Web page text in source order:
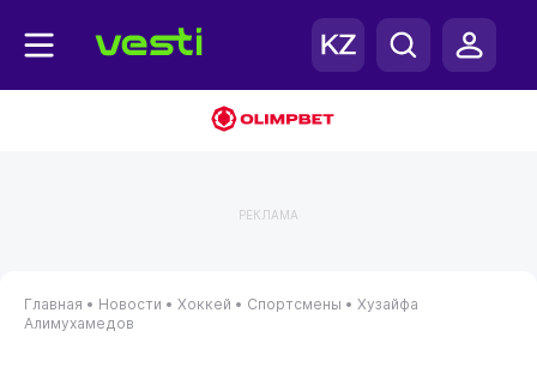
РЕКЛАМА
Главная • Новости • Хоккей • Спортсмены • Хузайфа
Алимухамедов